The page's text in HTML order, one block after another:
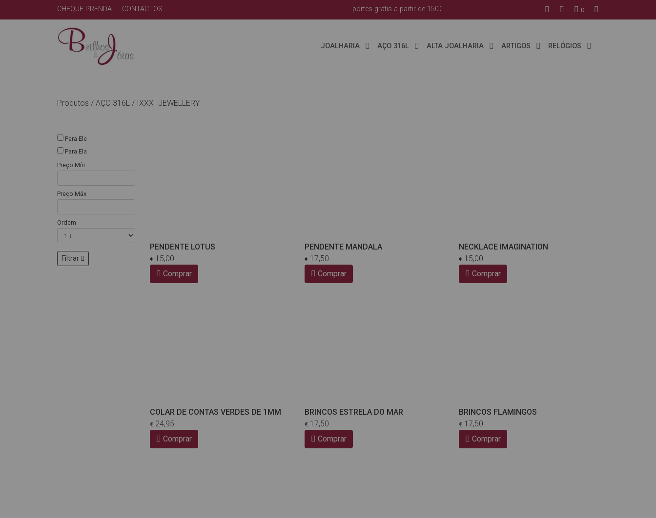
CHEQUE-PRENDA CONTACTOS portes grátis a partir de 150€ 0
JOALHARIA AÇO 316L ALTA JOALHARIA ARTIGOS RELÓGIOS
Produtos / AÇO 316L / IXXXI JEWELLERY
Para Ele
Para Ela
Preço Mín
Preço Máx
Ordem
Filtrar
PENDENTE LOTUS
€ 15,00
Comprar
PENDENTE MANDALA
€17,50
Comprar
NECKLACE IMAGINATION
€ 15,00
Comprar
COLAR DE CONTAS VERDES DE 1MM
€ 24,95
Comprar
BRINCOS ESTRELA DO MAR
€17,50
Comprar
BRINCOS FLAMINGOS
€ 17,50
Comprar